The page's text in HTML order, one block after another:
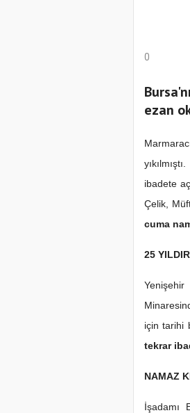
0
ezan
ibadete
Çelik,
cuma
25
Yenişehir
için tarihi
tekrar
NAMAZ
İşadamı